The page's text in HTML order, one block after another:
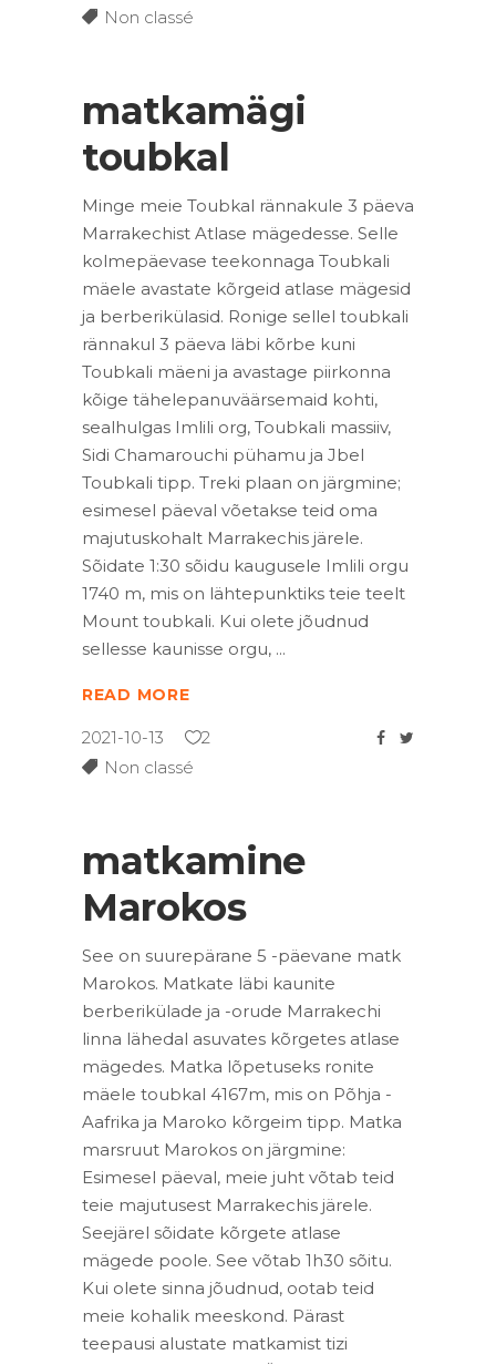
Non classé
matkamägi
toubkal
Minge meie Toubkal rännakule 3 päeva
Marrakechist Atlase mägedesse. Selle
kolmepäevase teekonnaga Toubkali
mäele avastate kõrgeid atlase mägesid
ja berberikülasid. Ronige sellel toubkali
rännakul 3 päeva läbi kõrbe kuni
Toubkali mäeni ja avastage piirkonna
kõige tähelepanuväärsemaid kohti,
sealhulgas Imlili org, Toubkali massiiv,
Sidi Chamarouchi pühamu ja Jbel
Toubkali tipp. Treki plaan on järgmine;
esimesel päeval võetakse teid oma
majutuskohalt Marrakechis järele.
Sõidate 1:30 sõidu kaugusele Imlili orgu
1740 m, mis on lähtepunktiks teie teelt
Mount toubkali. Kui olete jõudnud
sellesse kaunisse orgu,
READ MORE
2021-10-13
2
Non classé
matkamine
Marokos
See on suurepärane 5 -päevane matk
Marokos. Matkate läbi kaunite
berberikülade ja -orude Marrakechi
linna lähedal asuvates kõrgetes atlase
mägedes. Matka lõpetuseks ronite
mäele toubkal 4167m, mis on Põhja -
Aafrika ja Maroko kõrgeim tipp. Matka
marsruut Marokos on järgmine:
Esimesel päeval, meie juht võtab teid
teie majutusest Marrakechis järele.
Seejärel sõidate kõrgete atlase
mägede poole. See võtab 1h30 sõitu.
Kui olete sinna jõudnud, ootab teid
meie kohalik meeskond. Pärast
teepausi alustate matkamist tizi